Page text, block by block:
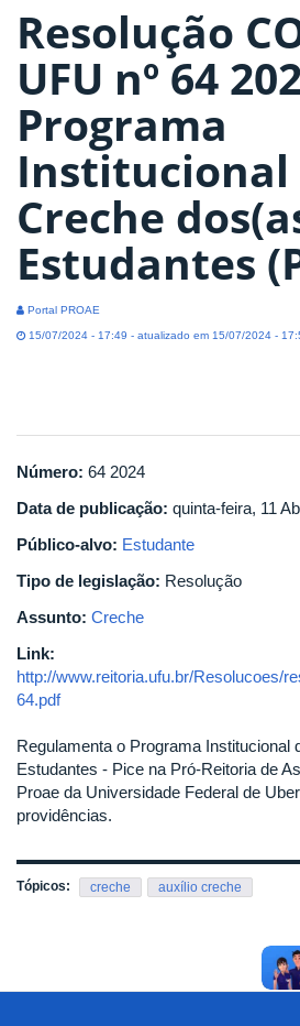
Resolução
UFU nº 64
Programa
Institucional
Creche
Estudantes
Portal PROAE
15/07/2024 - 17:49 - atualizado em 15/07/2024 -
Número: 64 2024
Data de publicação: quinta-feira, 11
Público-alvo: Estudante
Tipo de legislação: Resolução
Assunto: Creche
Link:
http://www.reitoria.ufu.br/Resolucoes/
64.pdf
Regulamenta o Programa Institucional
Estudantes - Pice na Pró-Reitoria de
Proae da Universidade Federal de
providências.
Tópicos: creche auxílio creche